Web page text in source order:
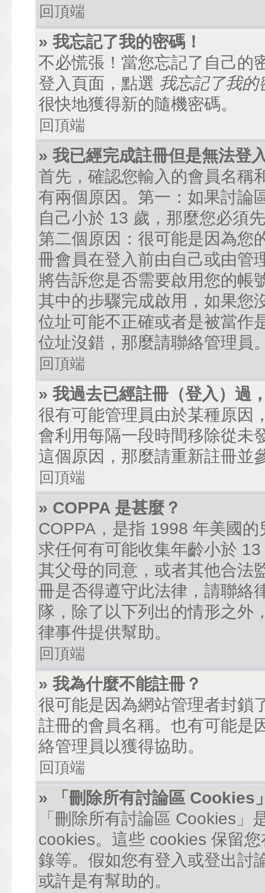
回頂端
» 我忘記了我的密碼！
不必慌張！當您忘記了自己的
登入頁面，點選 我忘記了我的
很快地獲得新的隨機密碼。
回頂端
» 我已經完成註冊但是無法登
首先，確認您輸入的會員名稱
有兩個原因。第一：如果討論
自己小於 13 歲，那麼您必須
第二個原因：很可能是因為您
冊會員在登入前由自己或由管
將告訴您是否需要啟用您的帳
其中的步驟完成啟用，如果您
位址可能不正確或者是被當作
位址沒錯，那麼請聯絡管理員
回頂端
» 我過去已經註冊（登入）過
很有可能管理員由於某種原因
會利用每隔一段時間移除從未
這個原因，那麼請重新註冊並
回頂端
» COPPA 是甚麼？
COPPA，是指 1998 年美國
求任何有可能收集年齡小於
其父母的同意，或者其他合法
冊是否得遵守此法律，請聯絡
隊，除了以下列出的情形之外
律事件提供幫助。
回頂端
» 我為什麼不能註冊？
很可能是因為網站管理者封鎖
註冊的會員名稱。也有可能是
絡管理員以獲得協助。
回頂端
» 「刪除所有討論區 Cookies
「刪除所有討論區 Cookies
cookies。這些 cookies 保留
錄等。假如您有登入或登出討
或許是有幫助的。